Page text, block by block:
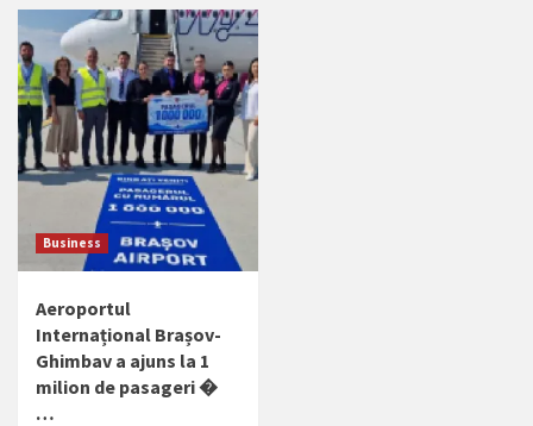
Business
Aeroportul
Internațional Brașov-
Ghimbav a ajuns la 1
milion de pasageri �
…